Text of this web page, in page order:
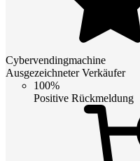
Cybervendingmachine
Ausgezeichneter Verkäufer
100%
Positive Rückmeldung